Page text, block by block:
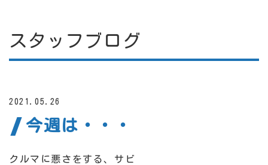
スタッフブログ
2021.05.26
今週は・・・
クルマに悪さをする、サビ